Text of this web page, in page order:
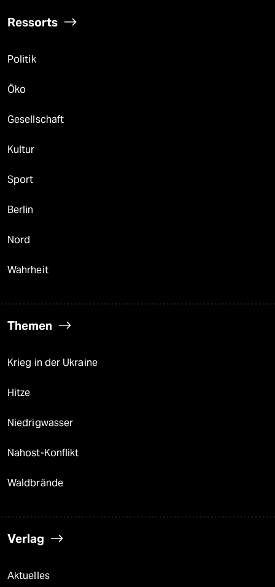
Ressorts
Politik
Öko
Gesellschaft
Kultur
Sport
Berlin
Nord
Wahrheit
Themen
Krieg in der Ukraine
Hitze
Niedrigwasser
Nahost-Konflikt
Waldbrände
Verlag
Aktuelles